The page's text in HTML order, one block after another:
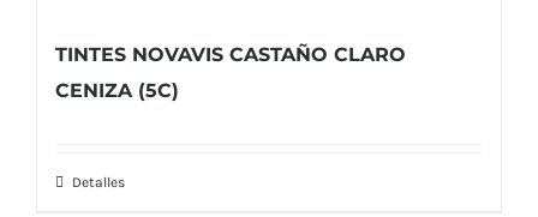
TINTES NOVAVIS CASTAÑO CLARO
CENIZA (5C)
Detalles